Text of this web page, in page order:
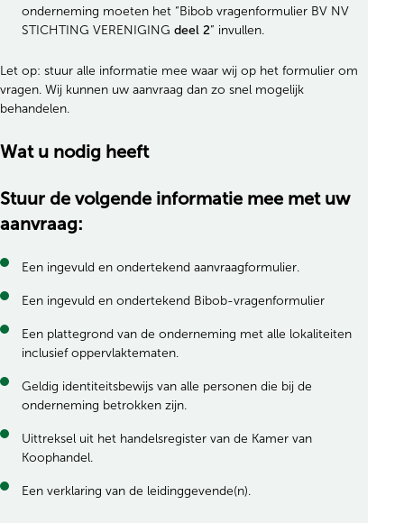
onderneming moeten het “Bibob vragenformulier BV NV
STICHTING VERENIGING deel 2” invullen.
Let op: stuur alle informatie mee waar wij op het formulier om
vragen. Wij kunnen uw aanvraag dan zo snel mogelijk
behandelen.
Wat u nodig heeft
Stuur de volgende informatie mee met uw
aanvraag:
Een ingevuld en ondertekend aanvraagformulier.
Een ingevuld en ondertekend Bibob-vragenformulier
Een plattegrond van de onderneming met alle lokaliteiten
inclusief oppervlaktematen.
Geldig identiteitsbewijs van alle personen die bij de
onderneming betrokken zijn.
Uittreksel uit het handelsregister van de Kamer van
Koophandel.
Een verklaring van de leidinggevende(n).